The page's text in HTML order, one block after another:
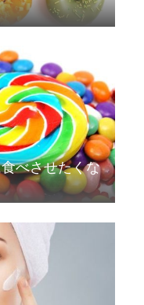
べさせたくな